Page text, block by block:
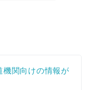
機関向けの情報が